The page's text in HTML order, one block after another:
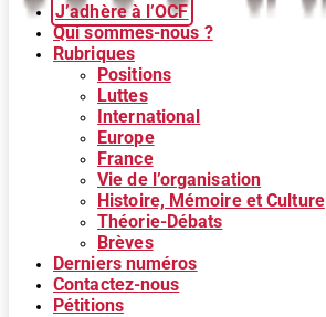
J’adhère à l’OCF
Qui sommes-nous ?
Rubriques
Positions
Luttes
International
Europe
France
Vie de l’organisation
Histoire, Mémoire et Culture
Théorie-Débats
Brèves
Derniers numéros
Contactez-nous
Pétitions